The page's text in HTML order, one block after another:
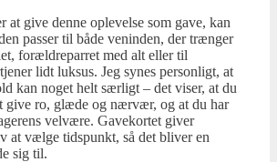
at give denne oplevelse som gave, kan
passer til både veninden, der trænger
forældreparret med alt eller til
lidt luksus. Jeg synes personligt, at
kan noget helt særligt – det viser, at du
give ro, glæde og nærvær, og at du har
velvære. Gavekortet giver
at vælge tidspunkt, så det bliver en
sig til.